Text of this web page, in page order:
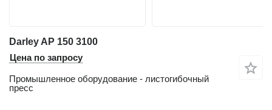
Darley AP 150 3100
Цена по запросу
Промышленное оборудование - листогибочный
пресс